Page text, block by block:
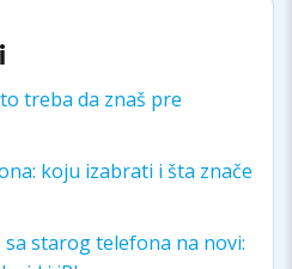
treba da znaš pre
koju izabrati i šta znače
starog telefona na novi: